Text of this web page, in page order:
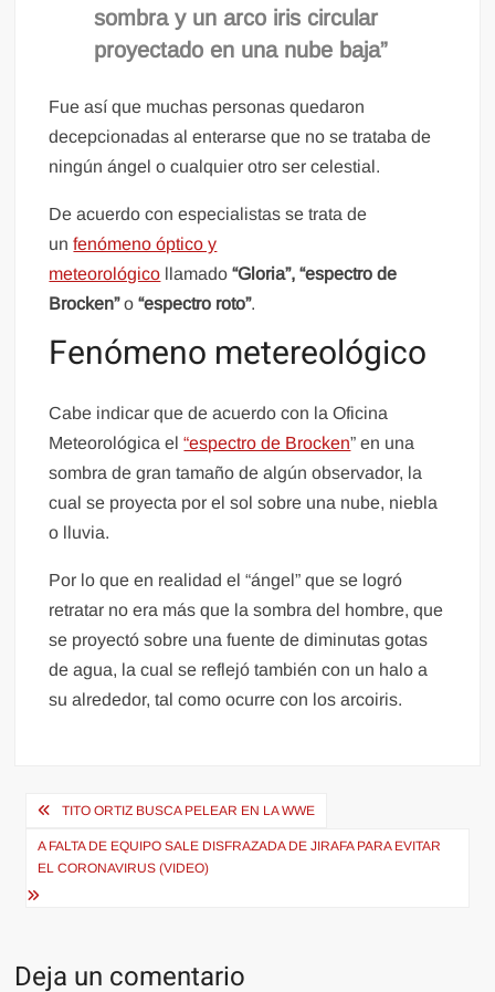
sombra y un arco iris circular
proyectado en una nube baja”
Fue así que muchas personas quedaron
decepcionadas al enterarse que no se trataba de
ningún ángel o cualquier otro ser celestial.
De acuerdo con especialistas se trata de
unfenómeno óptico y
meteorológico llamado“Gloria”, “espectro de
Brocken”o“espectro roto”.
Fenómeno metereológico
Cabe indicar que de acuerdo con la Oficina
Meteorológica el“espectro de Brocken” en una
sombra de gran tamaño de algún observador, la
cual se proyecta por el sol sobre una nube, niebla
o lluvia.
Por lo que en realidad el “ángel” que se logró
retratar no era más que la sombra del hombre, que
se proyectó sobre una fuente de diminutas gotas
de agua, la cual se reflejó también con un halo a
su alrededor, tal como ocurre con los arcoiris.
Navegación
de
entradas
TITO ORTIZ BUSCA PELEAR EN LA WWE
A FALTA DE EQUIPO SALE DISFRAZADA DE JIRAFA PARA EVITAR
EL CORONAVIRUS (VIDEO)
Deja un comentario